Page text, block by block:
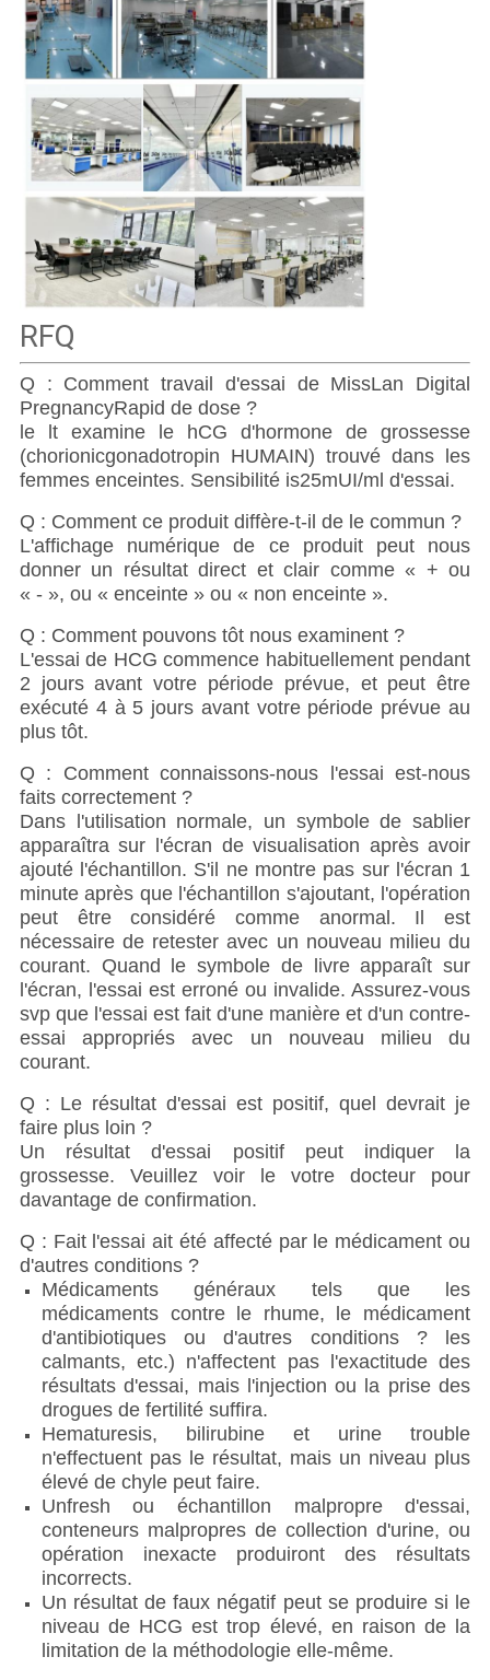
RFQ
Q : Comment travail d'essai de MissLan Digital
PregnancyRapid de dose ?
le lt examine le hCG d'hormone de grossesse
(chorionicgonadotropin HUMAIN) trouvé dans les
femmes enceintes. Sensibilité is25mUI/ml d'essai.
Q : Comment ce produit diffère-t-il de le commun ?
L'affichage numérique de ce produit peut nous
donner un résultat direct et clair comme « + ou
« - », ou « enceinte » ou « non enceinte ».
Q : Comment pouvons tôt nous examinent ?
L'essai de HCG commence habituellement pendant
2 jours avant votre période prévue, et peut être
exécuté 4 à 5 jours avant votre période prévue au
plus tôt.
Q : Comment connaissons-nous l'essai est-nous
faits correctement ?
Dans l'utilisation normale, un symbole de sablier
apparaîtra sur l'écran de visualisation après avoir
ajouté l'échantillon. S'il ne montre pas sur l'écran 1
minute après que l'échantillon s'ajoutant, l'opération
peut être considéré comme anormal. Il est
nécessaire de retester avec un nouveau milieu du
courant. Quand le symbole de livre apparaît sur
l'écran, l'essai est erroné ou invalide. Assurez-vous
svp que l'essai est fait d'une manière et d'un contre-
essai appropriés avec un nouveau milieu du
courant.
Q : Le résultat d'essai est positif, quel devrait je
faire plus loin ?
Un résultat d'essai positif peut indiquer la
grossesse. Veuillez voir le votre docteur pour
davantage de confirmation.
Q : Fait l'essai ait été affecté par le médicament ou
d'autres conditions ?
Médicaments généraux tels que les
médicaments contre le rhume, le médicament
d'antibiotiques ou d'autres conditions ? les
calmants, etc.) n'affectent pas l'exactitude des
résultats d'essai, mais l'injection ou la prise des
drogues de fertilité suffira.
Hematuresis, bilirubine et urine trouble
n'effectuent pas le résultat, mais un niveau plus
élevé de chyle peut faire.
Unfresh ou échantillon malpropre d'essai,
conteneurs malpropres de collection d'urine, ou
opération inexacte produiront des résultats
incorrects.
Un résultat de faux négatif peut se produire si le
niveau de HCG est trop élevé, en raison de la
limitation de la méthodologie elle-même.